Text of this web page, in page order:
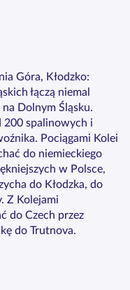
Góra, Kłodzko:
łączą niemal
Dolnym Śląsku.
200 spalinowych i
Pociągami Kolei
do niemieckiego
w Polsce,
do Kłodzka, do
Z Kolejami
do Czech przez
do Trutnova.